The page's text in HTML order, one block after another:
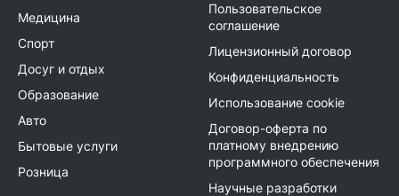
Медицина
Спорт
Досуг и отдых
Образование
Авто
Бытовые услуги
Розница
Пользовательское
соглашение
Лицензионный договор
Конфиденциальность
Использование cookie
Договор-оферта по
платному внедрению
программного обеспечения
Научные разработки